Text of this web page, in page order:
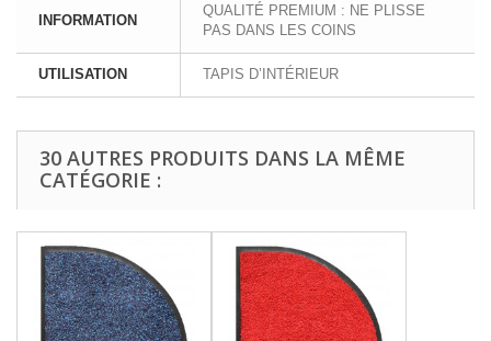
INFORMATION
QUALITÉ PREMIUM : NE PLISSE
PAS DANS LES COINS
UTILISATION TAPIS D’INTÉRIEUR
30 AUTRES PRODUITS DANS LA MÊME
CATÉGORIE :